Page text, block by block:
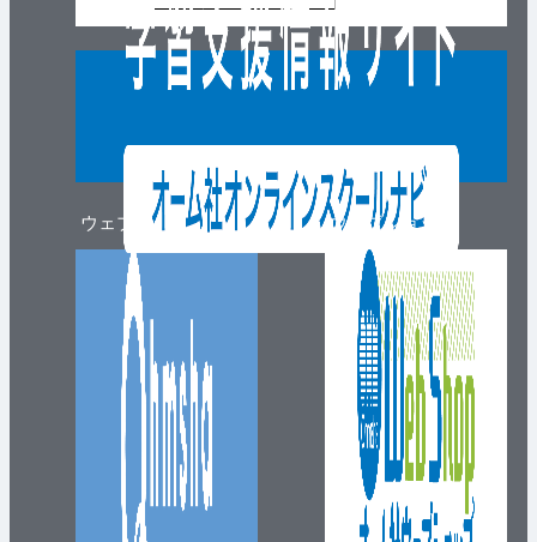
ウェブマガジン ウェブショップ